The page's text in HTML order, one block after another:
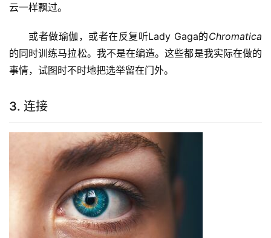
云一样飘过。
或者做瑜伽，或者在反复听Lady Gaga的Chromatica
的同时训练马拉松。我不是在编造。这些都是我实际在做的
事情，试图时不时地把选举留在门外。
3. 连接